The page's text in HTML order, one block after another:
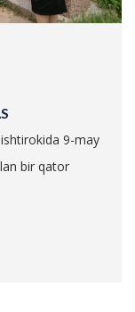
9-may
bir qator